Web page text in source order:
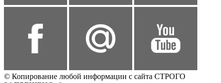
© Копирование любой информации с сайта СТРОГО